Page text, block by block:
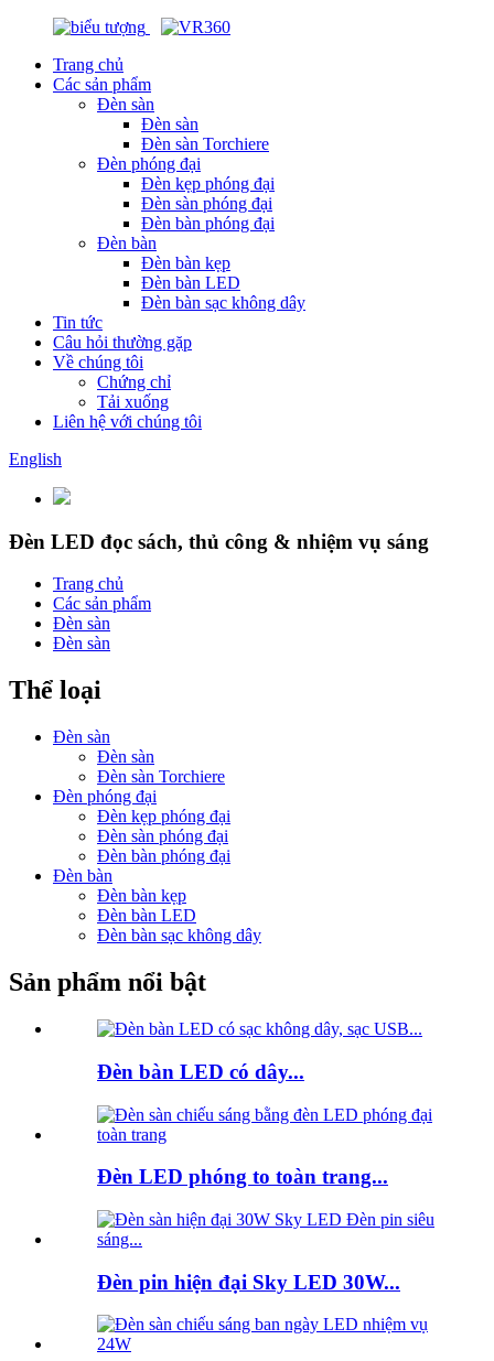
Trang chủ
Các sản phẩm
Đèn sàn
Đèn sàn
Đèn sàn Torchiere
Đèn phóng đại
Đèn kẹp phóng đại
Đèn sàn phóng đại
Đèn bàn phóng đại
Đèn bàn
Đèn bàn kẹp
Đèn bàn LED
Đèn bàn sạc không dây
Tin tức
Câu hỏi thường gặp
Về chúng tôi
Chứng chỉ
Tải xuống
Liên hệ với chúng tôi
English
Đèn LED đọc sách, thủ công & nhiệm vụ sáng
Trang chủ
Các sản phẩm
Đèn sàn
Đèn sàn
Thể loại
Đèn sàn
Đèn sàn
Đèn sàn Torchiere
Đèn phóng đại
Đèn kẹp phóng đại
Đèn sàn phóng đại
Đèn bàn phóng đại
Đèn bàn
Đèn bàn kẹp
Đèn bàn LED
Đèn bàn sạc không dây
Sản phẩm nổi bật
Đèn bàn LED có dây...
Đèn LED phóng to toàn trang...
Đèn pin hiện đại Sky LED 30W...